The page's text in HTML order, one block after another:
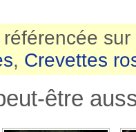
sur
, Crevettes
être